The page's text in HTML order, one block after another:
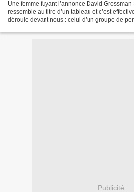
Une femme fuyant l’annonce David Grossman
ressemble au titre d’un tableau et c’est
déroule devant nous : celui d’un groupe de
Publicité